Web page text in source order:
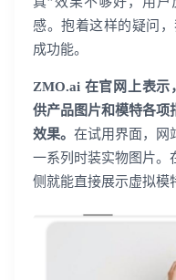
感。抱着这样的疑问
成功能。
ZMO.ai 在官网上表
供产品图片和模特各项
效果。在试用界面，网
一系列时装实物图片。
侧就能直接展示虚拟模